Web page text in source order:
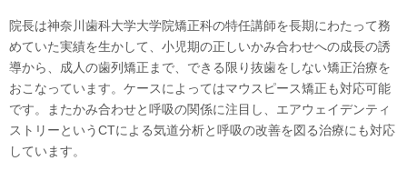
院長は神奈川歯科大学大学院矯正科の特任講師を長期にわたって務
めていた実績を生かして、小児期の正しいかみ合わせへの成長の誘
導から、成人の歯列矯正まで、できる限り抜歯をしない矯正治療を
おこなっています。ケースによってはマウスピース矯正も対応可能
です。またかみ合わせと呼吸の関係に注目し、エアウェイデンティ
ストリーというCTによる気道分析と呼吸の改善を図る治療にも対応
しています。